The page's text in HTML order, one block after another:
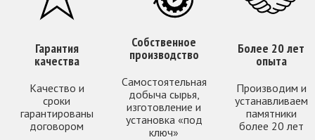
Гарантия
качества
Качество и
сроки
гарантированы
договором
Собственное
производство
Самостоятельная
добыча сырья,
изготовление и
установка «под
ключ»
Более 20 лет
опыта
Производим и
устанавливаем
памятники
более 20 лет